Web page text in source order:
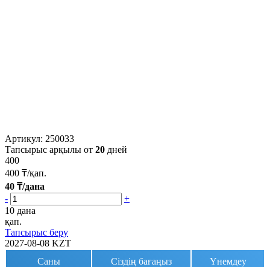
Артикул: 250033
Тапсырыс арқылы от 20 дней
400
400 ₸/қап.
40 ₸/дана
-
+
10 дана
қап.
Тапсырыс беру
2027-08-08 KZT
Саны
Сіздің бағаңыз Үнемдеу